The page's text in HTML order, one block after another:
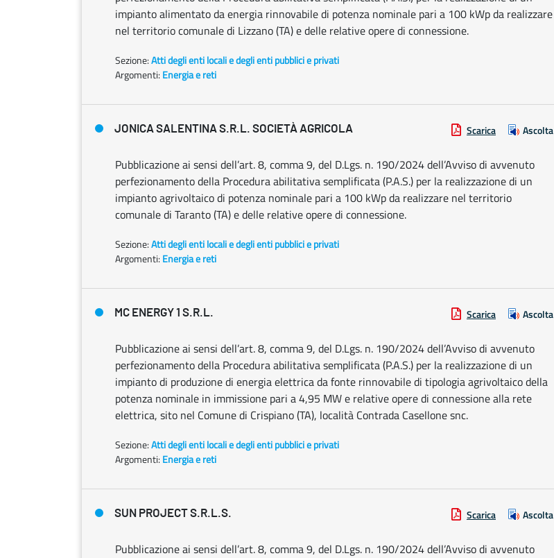
impianto alimentato da energia rinnovabile di potenza nominale pari a 100 kWp da realizzare
nel territorio comunale di Lizzano (TA) e delle relative opere di connessione.
Sezione:Atti degli enti locali e degli enti pubblici e privati
Argomenti: Energia e reti
JONICA SALENTINA S.R.L. SOCIETÀ AGRICOLA Scarica Ascolta
Pubblicazione ai sensi dell’art. 8, comma 9, del D.Lgs. n. 190/2024 dell’Avviso di avvenuto
perfezionamento della Procedura abilitativa semplificata (P.A.S.) per la realizzazione di un
impianto agrivoltaico di potenza nominale pari a 100 kWp da realizzare nel territorio
comunale di Taranto (TA) e delle relative opere di connessione.
Sezione:Atti degli enti locali e degli enti pubblici e privati
Argomenti: Energia e reti
MC ENERGY 1 S.R.L. Scarica Ascolta
Pubblicazione ai sensi dell’art. 8, comma 9, del D.Lgs. n. 190/2024 dell’Avviso di avvenuto
perfezionamento della Procedura abilitativa semplificata (P.A.S.) per la realizzazione di un
impianto di produzione di energia elettrica da fonte rinnovabile di tipologia agrivoltaico della
potenza nominale in immissione pari a 4,95 MW e relative opere di connessione alla rete
elettrica, sito nel Comune di Crispiano (TA), località Contrada Casellone snc.
Sezione:Atti degli enti locali e degli enti pubblici e privati
Argomenti: Energia e reti
SUN PROJECT S.R.L.S. Scarica Ascolta
Pubblicazione ai sensi dell’art. 8, comma 9, del D.Lgs. n. 190/2024 dell’Avviso di avvenuto